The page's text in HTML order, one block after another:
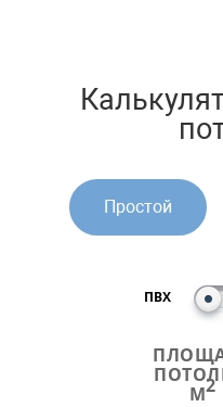
Простой
ПВХ
М2